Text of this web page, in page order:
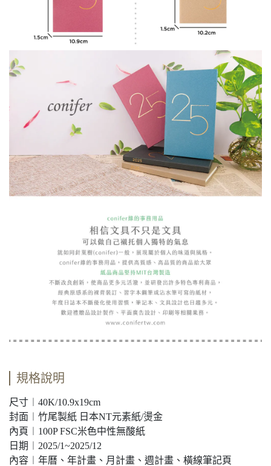
規格說明
尺寸︱40K/10.9x19cm
封面︱竹尾製紙 日本NT元素紙/燙金
內頁︱100P FSC米色中性無酸紙
日期︱2025/1~2025/12
內容︱年曆、年計畫、月計畫、週計畫、橫線筆記頁